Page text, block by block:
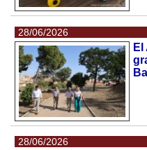
28/06/2026
28/06/2026